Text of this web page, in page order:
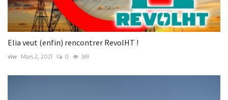
Elia veut (enfin) rencontrer RevolHT !
viw Mars 2, 2021 0 369